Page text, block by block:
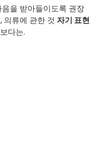
을 받아들이도록 권장
, 의류에 관한 것 자기 표현
다는.